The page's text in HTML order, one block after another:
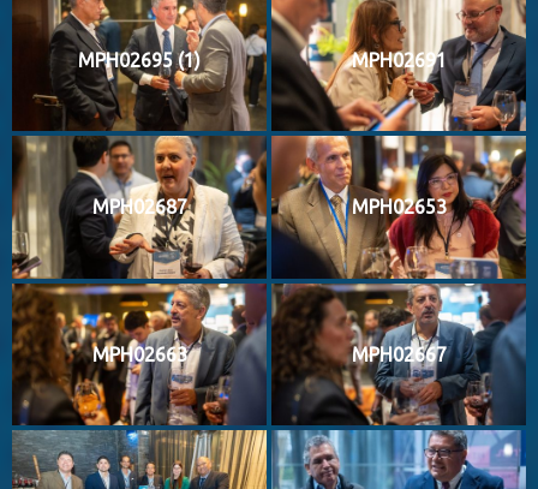
MPH02695 (1) MPH02691
MPH02687 MPH02653
MPH02663 MPH02667